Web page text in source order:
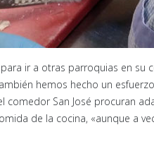
ir a otras parroquias en su
hemos hecho un
San José procuran
de la cocina, «aunque a